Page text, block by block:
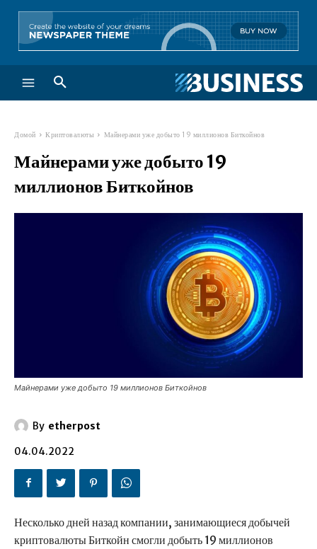
Домой Криптовалюты Майнерами уже добыто 19 миллионов Биткойнов
Майнерами уже добыто 19
миллионов Биткойнов
Майнерами уже добыто 19 миллионов Биткойнов
By etherpost
04.04.2022
Несколько дней назад компании, занимающиеся добычей
криптовалюты Биткойн смогли добыть 19 миллионов